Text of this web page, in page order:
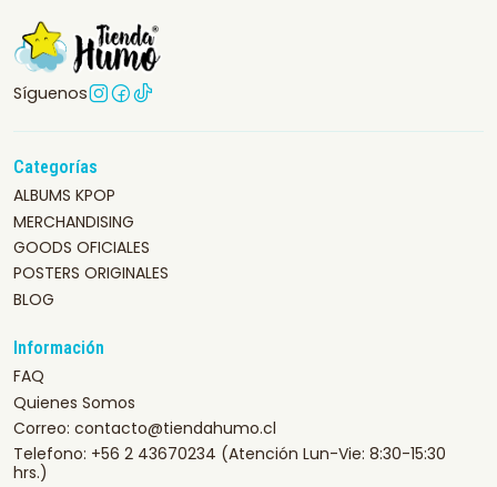
Síguenos
Categorías
ALBUMS KPOP
MERCHANDISING
GOODS OFICIALES
POSTERS ORIGINALES
BLOG
Información
FAQ
Quienes Somos
Correo: contacto@tiendahumo.cl
Telefono: +56 2 43670234 (Atención Lun-Vie: 8:30-15:30
hrs.)